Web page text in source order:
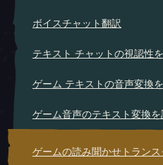
ボイスチャット翻訳
テキスト チャットの視認性
ゲーム テキストの音声変換
ゲーム音声のテキスト変換を
ゲームの読み聞かせトラン